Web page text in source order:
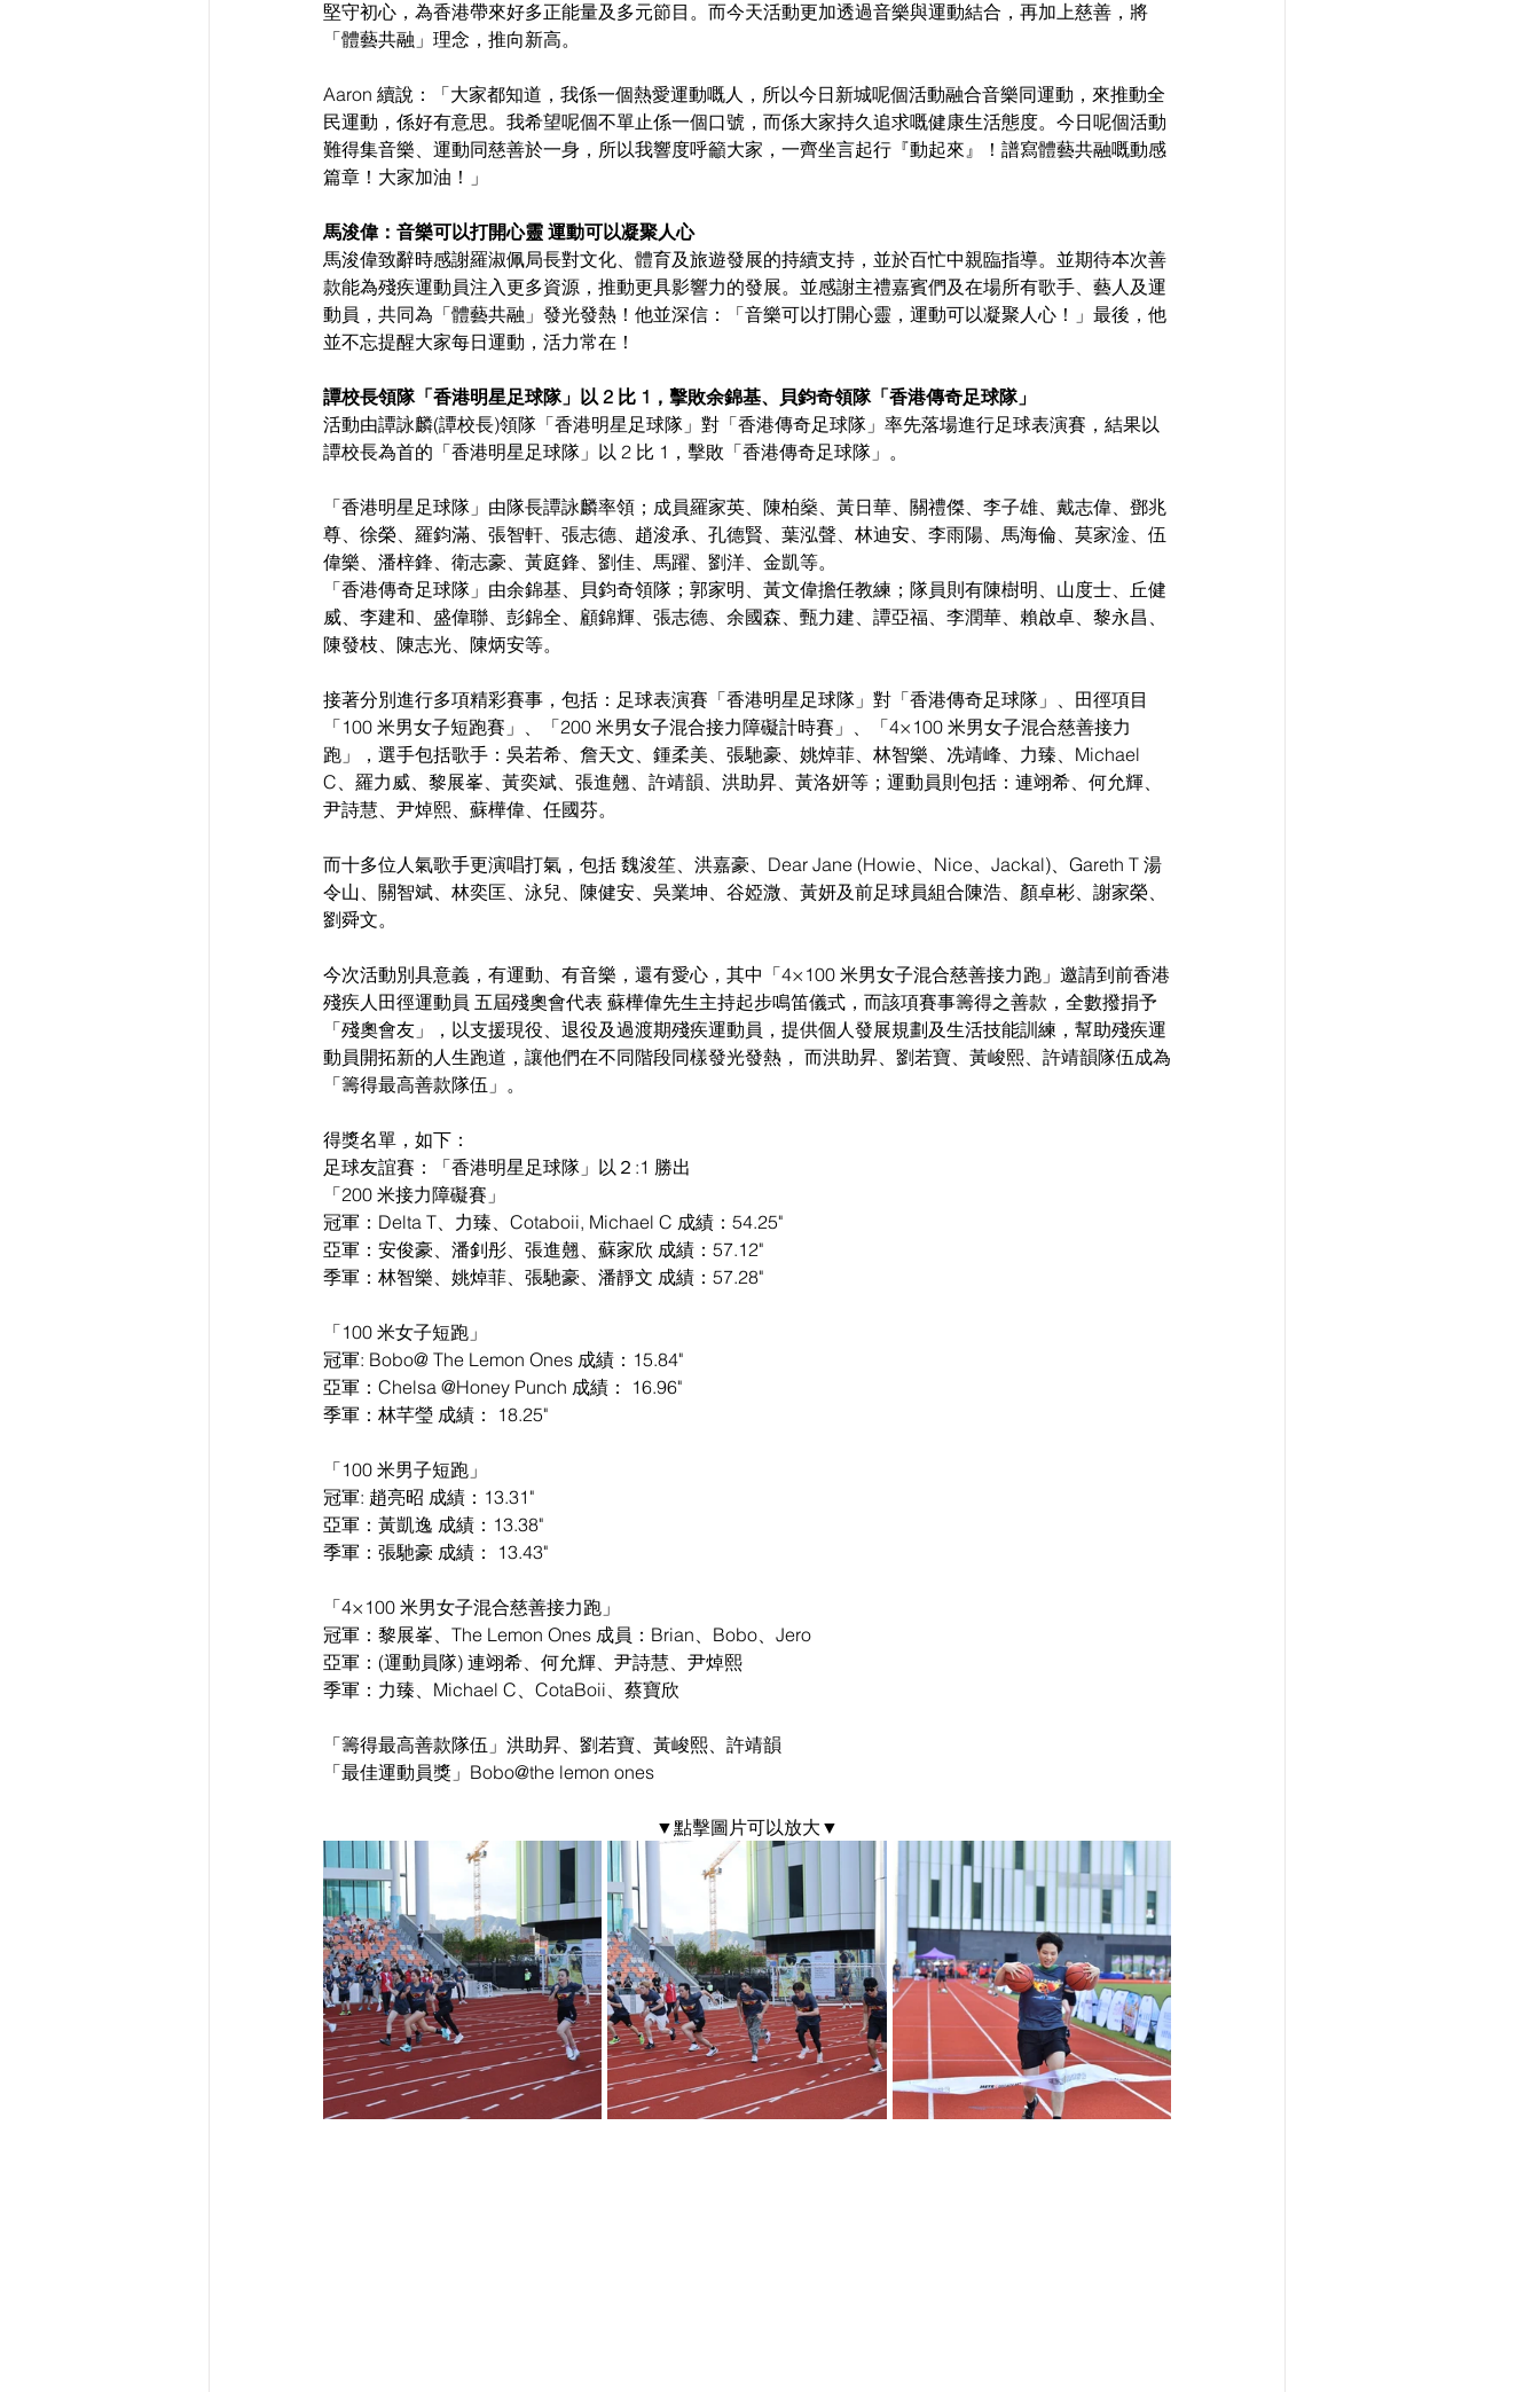
堅守初心，為香港帶來好多正能量及多元節目。而今天活動更加透過音樂與運動結合，再加上慈善，將
「體藝共融」理念，推向新高。
Aaron 續說：「大家都知道，我係一個熱愛運動嘅人，所以今日新城呢個活動融合音樂同運動，來推動全
民運動，係好有意思。我希望呢個不單止係一個口號，而係大家持久追求嘅健康生活態度。今日呢個活動
難得集音樂、運動同慈善於一身，所以我響度呼籲大家，一齊坐言起行『動起來』！譜寫體藝共融嘅動感
篇章！大家加油！」
馬浚偉：音樂可以打開心靈 運動可以凝聚人心
馬浚偉致辭時感謝羅淑佩局長對文化、體育及旅遊發展的持續支持，並於百忙中親臨指導。並期待本次善
款能為殘疾運動員注入更多資源，推動更具影響力的發展。並感謝主禮嘉賓們及在場所有歌手、藝人及運
動員，共同為「體藝共融」發光發熱！他並深信：「音樂可以打開心靈，運動可以凝聚人心！」最後，他
並不忘提醒大家每日運動，活力常在！
譚校長領隊「香港明星足球隊」以 2 比 1，擊敗余錦基、貝鈞奇領隊「香港傳奇足球隊」
活動由譚詠麟(譚校長)領隊「香港明星足球隊」對「香港傳奇足球隊」率先落場進行足球表演賽，結果以
譚校長為首的「香港明星足球隊」以 2 比 1，擊敗「香港傳奇足球隊」。
「香港明星足球隊」由隊長譚詠麟率領；成員羅家英、陳柏燊、黃日華、關禮傑、李子雄、戴志偉、鄧兆
尊、徐榮、羅鈞滿、張智軒、張志德、趙浚承、孔德賢、葉泓聲、林迪安、李雨陽、馬海倫、莫家淦、伍
偉樂、潘梓鋒、衛志豪、黃庭鋒、劉佳、馬躍、劉洋、金凱等。
「香港傳奇足球隊」由余錦基、貝鈞奇領隊；郭家明、黃文偉擔任教練；隊員則有陳樹明、山度士、丘健
威、李建和、盛偉聯、彭錦全、顧錦輝、張志德、余國森、甄力建、譚亞福、李潤華、賴啟卓、黎永昌、
陳發枝、陳志光、陳炳安等。
接著分別進行多項精彩賽事，包括：足球表演賽「香港明星足球隊」對「香港傳奇足球隊」、田徑項目
「100 米男女子短跑賽」、「200 米男女子混合接力障礙計時賽」、「4×100 米男女子混合慈善接力
跑」，選手包括歌手：吳若希、詹天文、鍾柔美、張馳豪、姚焯菲、林智樂、冼靖峰、力臻、Michael
C、羅力威、黎展峯、黃奕斌、張進翹、許靖韻、洪助昇、黃洛妍等；運動員則包括：連翊希、何允輝、
尹詩慧、尹焯熙、蘇樺偉、任國芬。
而十多位人氣歌手更演唱打氣，包括 魏浚笙、洪嘉豪、Dear Jane (Howie、Nice、Jackal)、Gareth T 湯
令山、關智斌、林奕匡、泳兒、陳健安、吳業坤、谷婭溦、黃妍及前足球員組合陳浩、顏卓彬、謝家榮、
劉舜文。
今次活動別具意義，有運動、有音樂，還有愛心，其中「4×100 米男女子混合慈善接力跑」邀請到前香港
殘疾人田徑運動員 五屆殘奧會代表 蘇樺偉先生主持起步鳴笛儀式，而該項賽事籌得之善款，全數撥捐予
「殘奧會友」，以支援現役、退役及過渡期殘疾運動員，提供個人發展規劃及生活技能訓練，幫助殘疾運
動員開拓新的人生跑道，讓他們在不同階段同樣發光發熱， 而洪助昇、劉若寶、黃峻熙、許靖韻隊伍成為
「籌得最高善款隊伍」。
得獎名單，如下：
足球友誼賽：「香港明星足球隊」以２:1 勝出
「200 米接力障礙賽」
冠軍：Delta T、力臻、Cotaboii, Michael C 成績：54.25"
亞軍：安俊豪、潘釗彤、張進翹、蘇家欣 成績：57.12"
季軍：林智樂、姚焯菲、張馳豪、潘靜文 成績：57.28"
「100 米女子短跑」
冠軍: Bobo@ The Lemon Ones 成績：15.84"
亞軍：Chelsa @Honey Punch 成績： 16.96"
季軍：林芊瑩 成績： 18.25"
「100 米男子短跑」
冠軍: 趙亮昭 成績：13.31"
亞軍：黃凱逸 成績：13.38"
季軍：張馳豪 成績： 13.43"
「4×100 米男女子混合慈善接力跑」
冠軍：黎展峯、The Lemon Ones 成員：Brian、Bobo、Jero
亞軍：(運動員隊) 連翊希、何允輝、尹詩慧、尹焯熙
季軍：力臻、Michael C、CotaBoii、蔡寶欣
「籌得最高善款隊伍」洪助昇、劉若寶、黃峻熙、許靖韻
「最佳運動員獎」Bobo@the lemon ones
▼點擊圖片可以放大▼